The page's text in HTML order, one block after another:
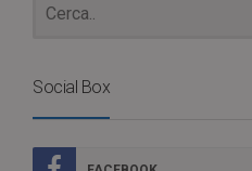
Social Box